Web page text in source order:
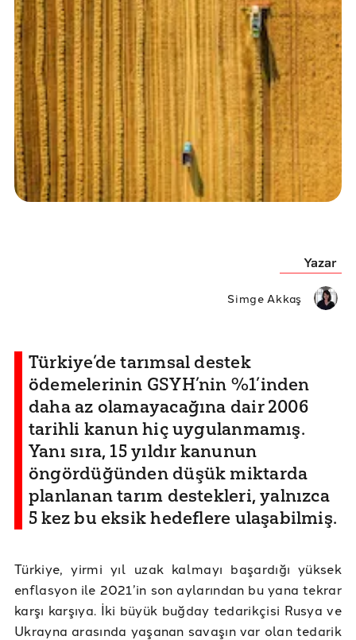
Yazar
Simge Akkaş
Türkiye’de tarımsal destek
ödemelerinin GSYH’nin %1’inden
daha az olamayacağına dair 2006
tarihli kanun hiç uygulanmamış.
Yanı sıra, 15 yıldır kanunun
öngördüğünden düşük miktarda
planlanan tarım destekleri, yalnızca
5 kez bu eksik hedeflere ulaşabilmiş.
Türkiye, yirmi yıl uzak kalmayı başardığı yüksek
enflasyon ile 2021’in son aylarından bu yana tekrar
karşı karşıya. İki büyük buğday tedarikçisi Rusya ve
Ukrayna arasında yaşanan savaşın var olan tedarik